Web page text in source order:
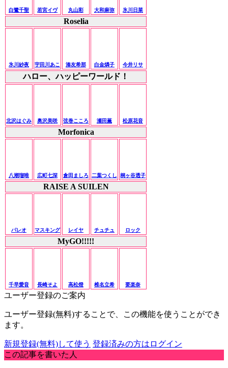
白鷺千聖 若宮イヴ 丸山彩 大和麻弥 氷川日菜
Roselia
氷川紗夜 宇田川あこ 湊友希那 白金燐子 今井リサ
ハロー、ハッピーワールド！
北沢はぐみ 奥沢美咲 弦巻こころ 瀬田薫 松原花音
Morfonica
八潮瑠唯 広町七深 倉田ましろ 二葉つくし 桐ヶ谷透子
RAISE A SUILEN
パレオ マスキング レイヤ チュチュ ロック
MyGO!!!!!
千早愛音 長崎そよ 高松燈 椎名立希 要楽奈
ユーザー登録のご案内
ユーザー登録(無料)することで、この機能を使うことができ
ます。
新規登録(無料)して使う 登録済みの方はログイン
この記事を書いた人